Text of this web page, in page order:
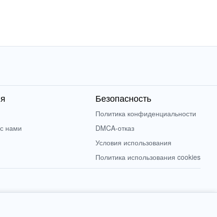
нами
Безопасность
Политика конфиденциальности
DMCA-отказ
Условия использования
Политика использования cookies